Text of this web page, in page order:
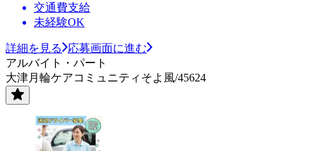
交通費支給
未経験OK
詳細を見る
応募画面に進む
アルバイト・パート
大津月輪ケアコミュニティそよ風/45624